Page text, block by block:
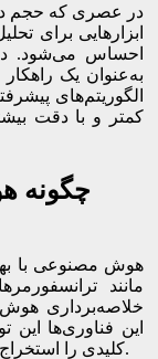
در عصری که حجم
ابزارهایی برای
احساس می‌شود.
به‌عنوان یک
الگوریتم‌های
کمتر و با دقت
چگونه
هوش مصنوعی با
مانند
خلاصه‌برداری
این فناوری‌ها این
کلیدی را استخراج کرده و خلاصه‌ای منطقی و هدفمند ارائه دهند.